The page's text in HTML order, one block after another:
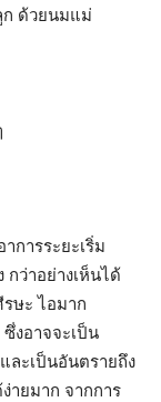
ก ด้วยนมแม่
การระยะเริ่ม
ว่าอย่างเห็นได้
ษะ ไอมาก
งอาจจะเป็น
ละเป็นอันตรายถึง
ายมาก จากการ